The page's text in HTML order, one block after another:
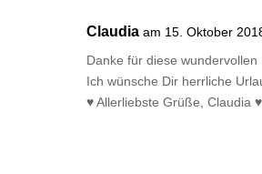
Claudia am 15. Oktober
Danke für diese wundervollen
Ich wünsche Dir herrliche
♥ Allerliebste Grüße, Claudia ♥